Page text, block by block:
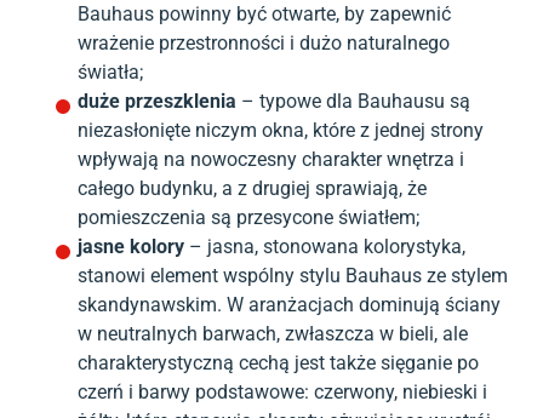
Bauhaus powinny być otwarte, by zapewnić
wrażenie przestronności i dużo naturalnego
światła;
duże przeszklenia – typowe dla Bauhausu są
niezasłonięte niczym okna, które z jednej strony
wpływają na nowoczesny charakter wnętrza i
całego budynku, a z drugiej sprawiają, że
pomieszczenia są przesycone światłem;
jasne kolory – jasna, stonowana kolorystyka,
stanowi element wspólny stylu Bauhaus ze stylem
skandynawskim. W aranżacjach dominują ściany
w neutralnych barwach, zwłaszcza w bieli, ale
charakterystyczną cechą jest także sięganie po
czerń i barwy podstawowe: czerwony, niebieski i